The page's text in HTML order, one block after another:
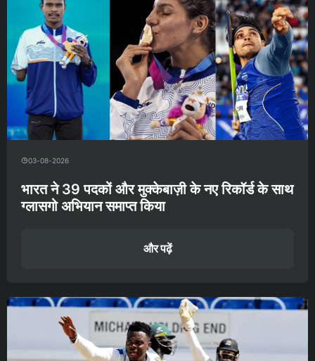
03-08-2026
भारत ने 39 पदकों और मुक्केबाज़ी के नए रिकॉर्ड के साथ
ग्लासगो अभियान समाप्त किया
और पढ़ें